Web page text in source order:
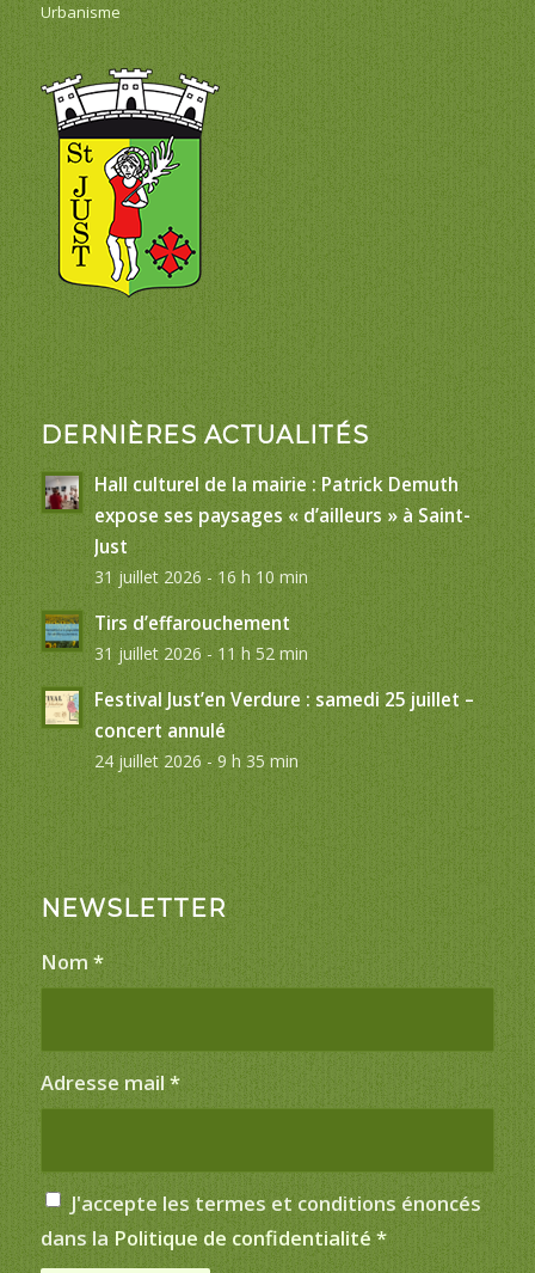
Urbanisme
DERNIÈRES ACTUALITÉS
Hall culturel de la mairie : Patrick Demuth
expose ses paysages « d’ailleurs » à Saint-
Just
31 juillet 2026 - 16 h 10 min
Tirs d’effarouchement
31 juillet 2026 - 11 h 52 min
Festival Just’en Verdure : samedi 25 juillet –
concert annulé
24 juillet 2026 - 9 h 35 min
NEWSLETTER
Nom *
Adresse mail *
J'accepte les termes et conditions énoncés
dans la Politique de confidentialité *